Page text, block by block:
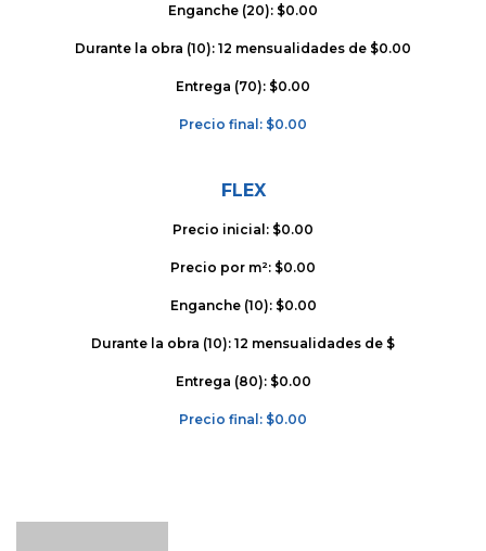
Enganche (20): $0.00
Durante la obra (10): 12 mensualidades de $0.00
Entrega (70): $0.00
Precio final: $0.00
FLEX
Precio inicial: $0.00
Precio por m²: $0.00
Enganche (10): $0.00
Durante la obra (10): 12 mensualidades de $
Entrega (80): $0.00
Precio final: $0.00